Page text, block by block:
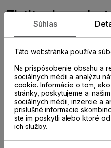
Zistite viac o
produktu
Súhlas
Táto webstránka používa
Na prispôsobenie obsahu a
sociálnych médií a analýzu
cookie. Informácie o tom,
stránky, poskytujeme aj
sociálnych médií, inzercie a
príslušné informácie
ste im poskytli alebo ktoré
ich služby.